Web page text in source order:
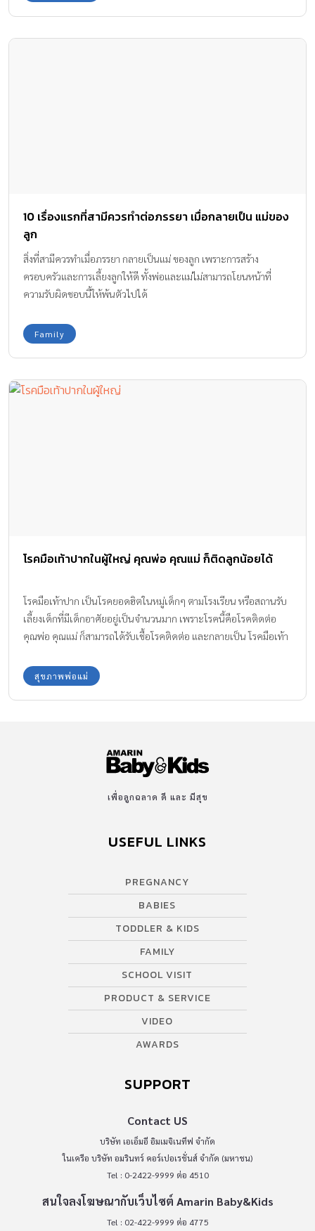
10 เรื่องแรกที่สามีควรทำต่อภรรยา เมื่อกลายเป็น แม่ของ
ลูก
สิ่งที่สามีควรทำเมื่อภรรยา กลายเป็นแม่ ของลูก เพราะการสร้าง
ครอบครัวและการเลี้ยงลูกให้ดี ทั้งพ่อและแม่ไม่สามารถโยนหน้าที่
ความรับผิดชอบนี้ให้พ้นตัวไปได้
Family
โรคมือเท้าปากในผู้ใหญ่ คุณพ่อ คุณแม่ ก็ติดลูกน้อยได้
โรคมือเท้าปาก เป็นโรคยอดฮิตในหมู่เด็กๆ ตามโรงเรียน หรือสถานรับ
เลี้ยงเด็กที่มีเด็กอาศัยอยู่เป็นจำนวนมาก เพราะโรคนี้คือโรคติดต่อ
คุณพ่อ คุณแม่ ก็สามารถได้รับเชื้อโรคติดต่อ และกลายเป็น โรคมือเท้า
สุขภาพพ่อแม่
เพื่อลูกฉลาด ดี และ มีสุข
USEFUL LINKS
PREGNANCY
BABIES
TODDLER & KIDS
FAMILY
SCHOOL VISIT
PRODUCT & SERVICE
VIDEO
AWARDS
SUPPORT
Contact US
บริษัท เอเอ็มอี อิมเมจิเนทีฟ จำกัด
ในเครือ บริษัท อมรินทร์ คอร์เปอเรชั่นส์ จำกัด (มหาชน)
Tel : 0-2422-9999 ต่อ 4510
สนใจลงโฆษณากับเว็บไซต์ Amarin Baby&Kids
Tel : 02-422-9999 ต่อ 4775